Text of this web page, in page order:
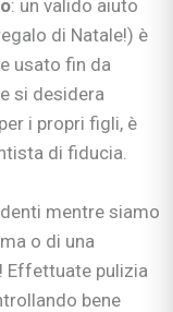
: un valido aiuto
di Natale!) è
usato fin da
si desidera
i propri figli, è
di fiducia.
mentre siamo
o di una
Effettuate pulizia
bene